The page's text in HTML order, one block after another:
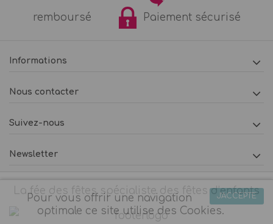
remboursé
Paiement sécurisé
Informations
Nous contacter
Suivez-nous
Newsletter
La fée des fêtes spécialiste des fêtes d’enfants
J'ACCEPTE
Pour vous offrir une navigation
optimale ce site utilise des Cookies.